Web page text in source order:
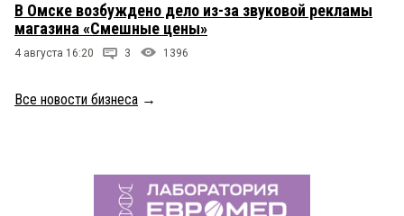
В Омске возбуждено дело из-за звуковой рекламы
магазина «Смешные цены»
4 августа 16:20 3 1396
Все новости бизнеса →